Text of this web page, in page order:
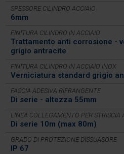
SPESSORE CILINDRO ACCIAIO
6mm
FINITURA CILINDRO IN ACCIAIO
Trattamento anti corrosione -
grigio antracite
FINITURA CILINDRO IN ACCIAIO INOX
Verniciatura standard grigio
FASCIA ADESIVA RIFRANGENTE
Di serie - altezza 55mm
LINEA COLLEGAMENTO PER STRISCIA
Di serie 10m (max 80m)
GRADO DI PROTEZIONE DISSUASORE
IP 67